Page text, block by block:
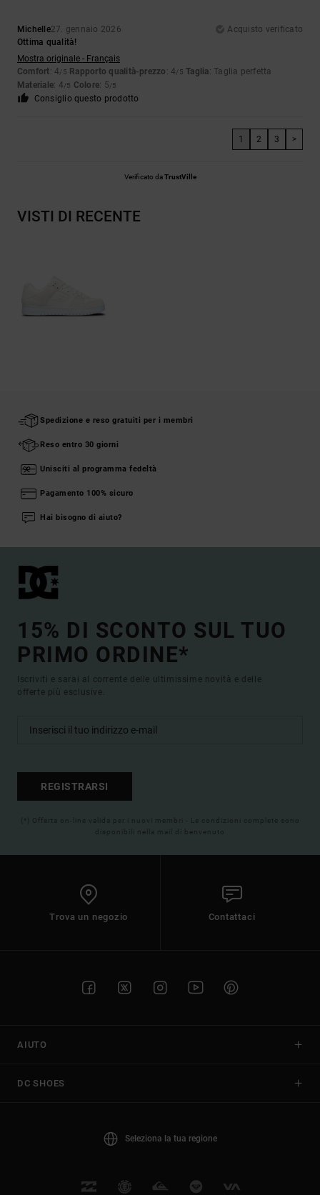
Michelle27. gennaio 2026
Acquisto verificato
Ottima qualità!
Mostra originale - Français
Comfort: 4/5 Rapporto qualità-prezzo : 4/5 Taglia: Taglia perfetta
Materiale: 4/5 Colore: 5/5
Consiglio questo prodotto
1 2 3 >
Verificato daTrustVille
VISTI DI RECENTE
Spedizione e reso gratuiti per i membri
Reso entro 30 giorni
Unisciti al programma fedeltà
Pagamento 100% sicuro
Hai bisogno di aiuto?
15% DI SCONTO SUL TUO
PRIMO ORDINE*
Iscriviti e sarai al corrente delle ultimissime novità e delle
offerte più esclusive.
REGISTRARSI
(*) Offerta on-line valida per i nuovi membri - Le condizioni complete sono
disponibili nella mail di benvenuto
Trova un negozio Contattaci
AIUTO
DC SHOES
Seleziona la tua regione